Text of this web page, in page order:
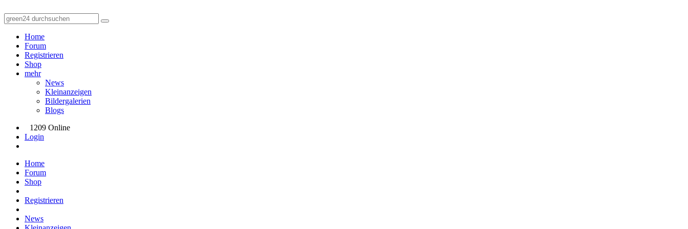
Home
Forum
Registrieren
Shop
mehr
News
Kleinanzeigen
Bildergalerien
Blogs
1209 Online
Login
Home
Forum
Shop
Registrieren
News